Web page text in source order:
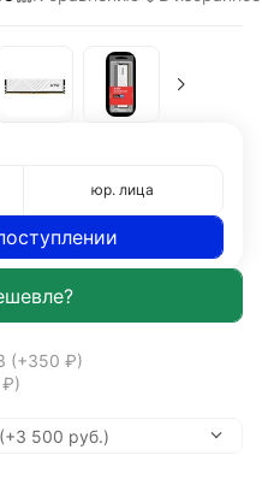
юр. лица
(+350 ₽)
₽)